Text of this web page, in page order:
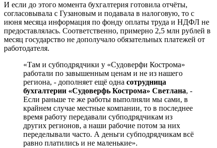
И если до этого момента бухгалтерия готовила отчёты,
согласовывала с Гузановым и подавала в налоговую, то с
июня месяца информация по фонду оплаты труда и НДФЛ не
предоставлялась. Соответственно, примерно 2,5 млн рублей в
месяц государство не дополучало обязательных платежей от
работодателя.
«Там и субподрядчики у «Судоверфи Кострома»
работали по завышенным ценам и не из нашего
региона, - дополняет ещё одна сотрудница
бухгалтерии «Судоверфь Кострома» Светлана, -
Если раньше те же работы выполняли мы сами, в
крайнем случае местные компании, то в последнее
время работу передавали субподрядчикам из
других регионов, а наши рабочие потом за них
переделывали часто. А деньги субподрядчикам всё
равно платились и не маленькие».